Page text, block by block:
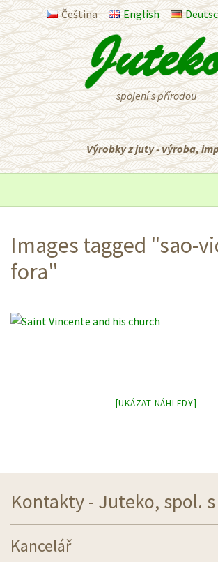
Čeština English
spojení s přírodou
Výrobky z juty - výroba,
Images tagged "sao-
fora"
[UKÁZAT NÁHLEDY]
Kontakty - Juteko, spol. s
Kancelář